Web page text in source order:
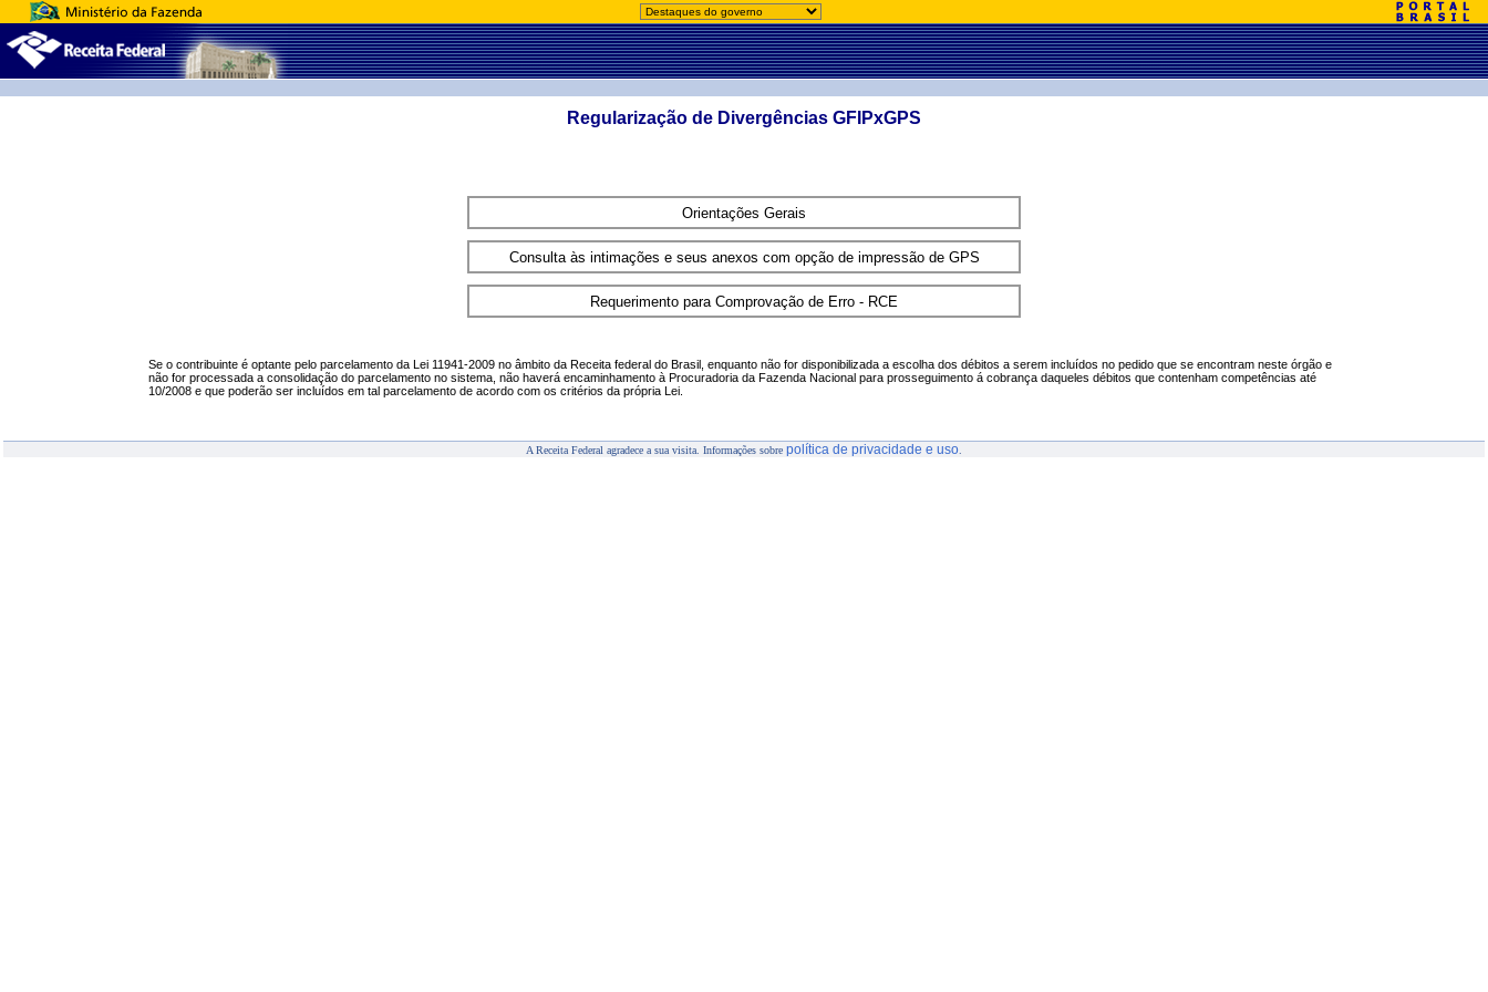
Regularização de Divergências GFIPxGPS
Se o contribuinte é optante pelo parcelamento da Lei 11941-2009 no âmbito da Receita federal do Brasil, enquanto não for disponibilizada a escolha dos débitos a serem incluídos no pedido que se encontram neste órgão e
não for processada a consolidação do parcelamento no sistema, não haverá encaminhamento à Procuradoria da Fazenda Nacional para prosseguimento á cobrança daqueles débitos que contenham competências até
10/2008 e que poderão ser incluídos em tal parcelamento de acordo com os critérios da própria Lei.
A Receita Federal agradece a sua visita. Informações sobre política de privacidade e uso.